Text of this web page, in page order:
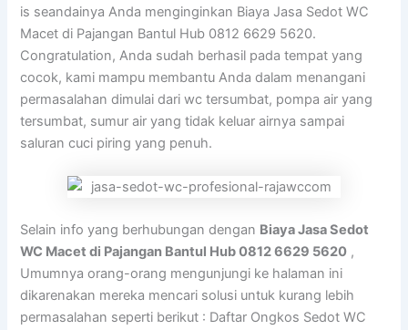
is seandainya Anda menginginkan Biaya Jasa Sedot WC
Macet di Pajangan Bantul Hub 0812 6629 5620.
Congratulation, Anda sudah berhasil pada tempat yang
cocok, kami mampu membantu Anda dalam menangani
permasalahan dimulai dari wc tersumbat, pompa air yang
tersumbat, sumur air yang tidak keluar airnya sampai
saluran cuci piring yang penuh.
Selain info yang berhubungan dengan Biaya Jasa Sedot
WC Macet di Pajangan Bantul Hub 0812 6629 5620 ,
Umumnya orang-orang mengunjungi ke halaman ini
dikarenakan mereka mencari solusi untuk kurang lebih
permasalahan seperti berikut : Daftar Ongkos Sedot WC